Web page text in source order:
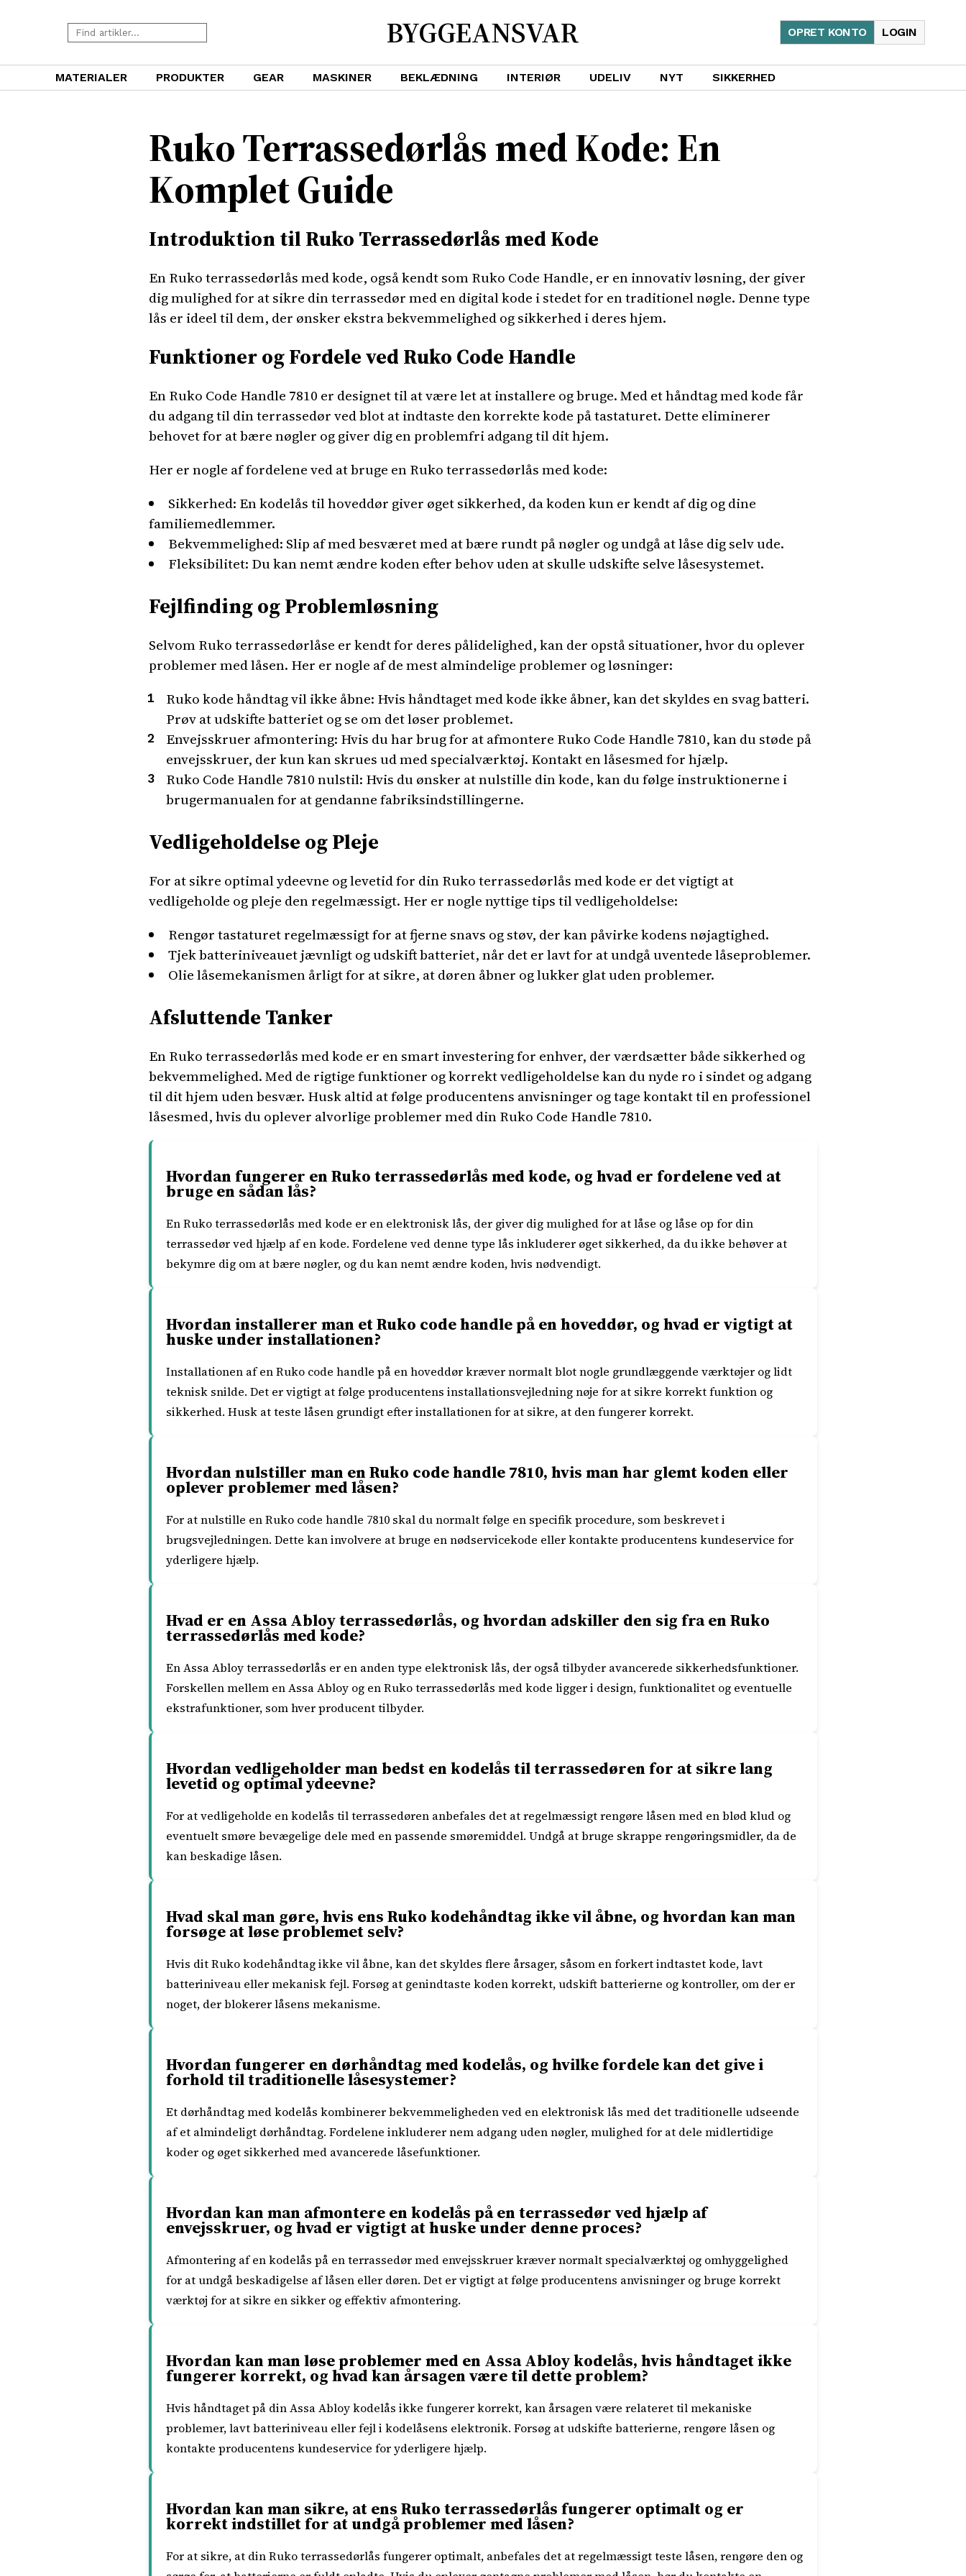
BYGGEANSVAR LOGIN
OPRET KONTO
MATERIALER PRODUKTER GEAR MASKINER BEKLÆDNING INTERIØR UDELIV NYT SIKKERHED
Ruko Terrassedørlås med Kode: En
Komplet Guide
Introduktion til Ruko Terrassedørlås med Kode
En Ruko terrassedørlås med kode, også kendt som Ruko Code Handle, er en innovativ løsning, der giver
dig mulighed for at sikre din terrassedør med en digital kode i stedet for en traditionel nøgle. Denne type
lås er ideel til dem, der ønsker ekstra bekvemmelighed og sikkerhed i deres hjem.
Funktioner og Fordele ved Ruko Code Handle
En Ruko Code Handle 7810 er designet til at være let at installere og bruge. Med et håndtag med kode får
du adgang til din terrassedør ved blot at indtaste den korrekte kode på tastaturet. Dette eliminerer
behovet for at bære nøgler og giver dig en problemfri adgang til dit hjem.
Her er nogle af fordelene ved at bruge en Ruko terrassedørlås med kode:
Sikkerhed: En kodelås til hoveddør giver øget sikkerhed, da koden kun er kendt af dig og dine
familiemedlemmer.
Bekvemmelighed: Slip af med besværet med at bære rundt på nøgler og undgå at låse dig selv ude.
Fleksibilitet: Du kan nemt ændre koden efter behov uden at skulle udskifte selve låsesystemet.
Fejlfinding og Problemløsning
Selvom Ruko terrassedørlåse er kendt for deres pålidelighed, kan der opstå situationer, hvor du oplever
problemer med låsen. Her er nogle af de mest almindelige problemer og løsninger:
Ruko kode håndtag vil ikke åbne: Hvis håndtaget med kode ikke åbner, kan det skyldes en svag batteri.
Prøv at udskifte batteriet og se om det løser problemet.
Envejsskruer afmontering: Hvis du har brug for at afmontere Ruko Code Handle 7810, kan du støde på
envejsskruer, der kun kan skrues ud med specialværktøj. Kontakt en låsesmed for hjælp.
Ruko Code Handle 7810 nulstil: Hvis du ønsker at nulstille din kode, kan du følge instruktionerne i
brugermanualen for at gendanne fabriksindstillingerne.
Vedligeholdelse og Pleje
For at sikre optimal ydeevne og levetid for din Ruko terrassedørlås med kode er det vigtigt at
vedligeholde og pleje den regelmæssigt. Her er nogle nyttige tips til vedligeholdelse:
Rengør tastaturet regelmæssigt for at fjerne snavs og støv, der kan påvirke kodens nøjagtighed.
Tjek batteriniveauet jævnligt og udskift batteriet, når det er lavt for at undgå uventede låseproblemer.
Olie låsemekanismen årligt for at sikre, at døren åbner og lukker glat uden problemer.
Afsluttende Tanker
En Ruko terrassedørlås med kode er en smart investering for enhver, der værdsætter både sikkerhed og
bekvemmelighed. Med de rigtige funktioner og korrekt vedligeholdelse kan du nyde ro i sindet og adgang
til dit hjem uden besvær. Husk altid at følge producentens anvisninger og tage kontakt til en professionel
låsesmed, hvis du oplever alvorlige problemer med din Ruko Code Handle 7810.
Hvordan fungerer en Ruko terrassedørlås med kode, og hvad er fordelene ved at
bruge en sådan lås?
En Ruko terrassedørlås med kode er en elektronisk lås, der giver dig mulighed for at låse og låse op for din
terrassedør ved hjælp af en kode. Fordelene ved denne type lås inkluderer øget sikkerhed, da du ikke behøver at
bekymre dig om at bære nøgler, og du kan nemt ændre koden, hvis nødvendigt.
Hvordan installerer man et Ruko code handle på en hoveddør, og hvad er vigtigt at
huske under installationen?
Installationen af en Ruko code handle på en hoveddør kræver normalt blot nogle grundlæggende værktøjer og lidt
teknisk snilde. Det er vigtigt at følge producentens installationsvejledning nøje for at sikre korrekt funktion og
sikkerhed. Husk at teste låsen grundigt efter installationen for at sikre, at den fungerer korrekt.
Hvordan nulstiller man en Ruko code handle 7810, hvis man har glemt koden eller
oplever problemer med låsen?
For at nulstille en Ruko code handle 7810 skal du normalt følge en specifik procedure, som beskrevet i
brugsvejledningen. Dette kan involvere at bruge en nødservicekode eller kontakte producentens kundeservice for
yderligere hjælp.
Hvad er en Assa Abloy terrassedørlås, og hvordan adskiller den sig fra en Ruko
terrassedørlås med kode?
En Assa Abloy terrassedørlås er en anden type elektronisk lås, der også tilbyder avancerede sikkerhedsfunktioner.
Forskellen mellem en Assa Abloy og en Ruko terrassedørlås med kode ligger i design, funktionalitet og eventuelle
ekstrafunktioner, som hver producent tilbyder.
Hvordan vedligeholder man bedst en kodelås til terrassedøren for at sikre lang
levetid og optimal ydeevne?
For at vedligeholde en kodelås til terrassedøren anbefales det at regelmæssigt rengøre låsen med en blød klud og
eventuelt smøre bevægelige dele med en passende smøremiddel. Undgå at bruge skrappe rengøringsmidler, da de
kan beskadige låsen.
Hvad skal man gøre, hvis ens Ruko kodehåndtag ikke vil åbne, og hvordan kan man
forsøge at løse problemet selv?
Hvis dit Ruko kodehåndtag ikke vil åbne, kan det skyldes flere årsager, såsom en forkert indtastet kode, lavt
batteriniveau eller mekanisk fejl. Forsøg at genindtaste koden korrekt, udskift batterierne og kontroller, om der er
noget, der blokerer låsens mekanisme.
Hvordan fungerer en dørhåndtag med kodelås, og hvilke fordele kan det give i
forhold til traditionelle låsesystemer?
Et dørhåndtag med kodelås kombinerer bekvemmeligheden ved en elektronisk lås med det traditionelle udseende
af et almindeligt dørhåndtag. Fordelene inkluderer nem adgang uden nøgler, mulighed for at dele midlertidige
koder og øget sikkerhed med avancerede låsefunktioner.
Hvordan kan man afmontere en kodelås på en terrassedør ved hjælp af
envejsskruer, og hvad er vigtigt at huske under denne proces?
Afmontering af en kodelås på en terrassedør med envejsskruer kræver normalt specialværktøj og omhyggelighed
for at undgå beskadigelse af låsen eller døren. Det er vigtigt at følge producentens anvisninger og bruge korrekt
værktøj for at sikre en sikker og effektiv afmontering.
Hvordan kan man løse problemer med en Assa Abloy kodelås, hvis håndtaget ikke
fungerer korrekt, og hvad kan årsagen være til dette problem?
Hvis håndtaget på din Assa Abloy kodelås ikke fungerer korrekt, kan årsagen være relateret til mekaniske
problemer, lavt batteriniveau eller fejl i kodelåsens elektronik. Forsøg at udskifte batterierne, rengøre låsen og
kontakte producentens kundeservice for yderligere hjælp.
Hvordan kan man sikre, at ens Ruko terrassedørlås fungerer optimalt og er
korrekt indstillet for at undgå problemer med låsen?
For at sikre, at din Ruko terrassedørlås fungerer optimalt, anbefales det at regelmæssigt teste låsen, rengøre den og